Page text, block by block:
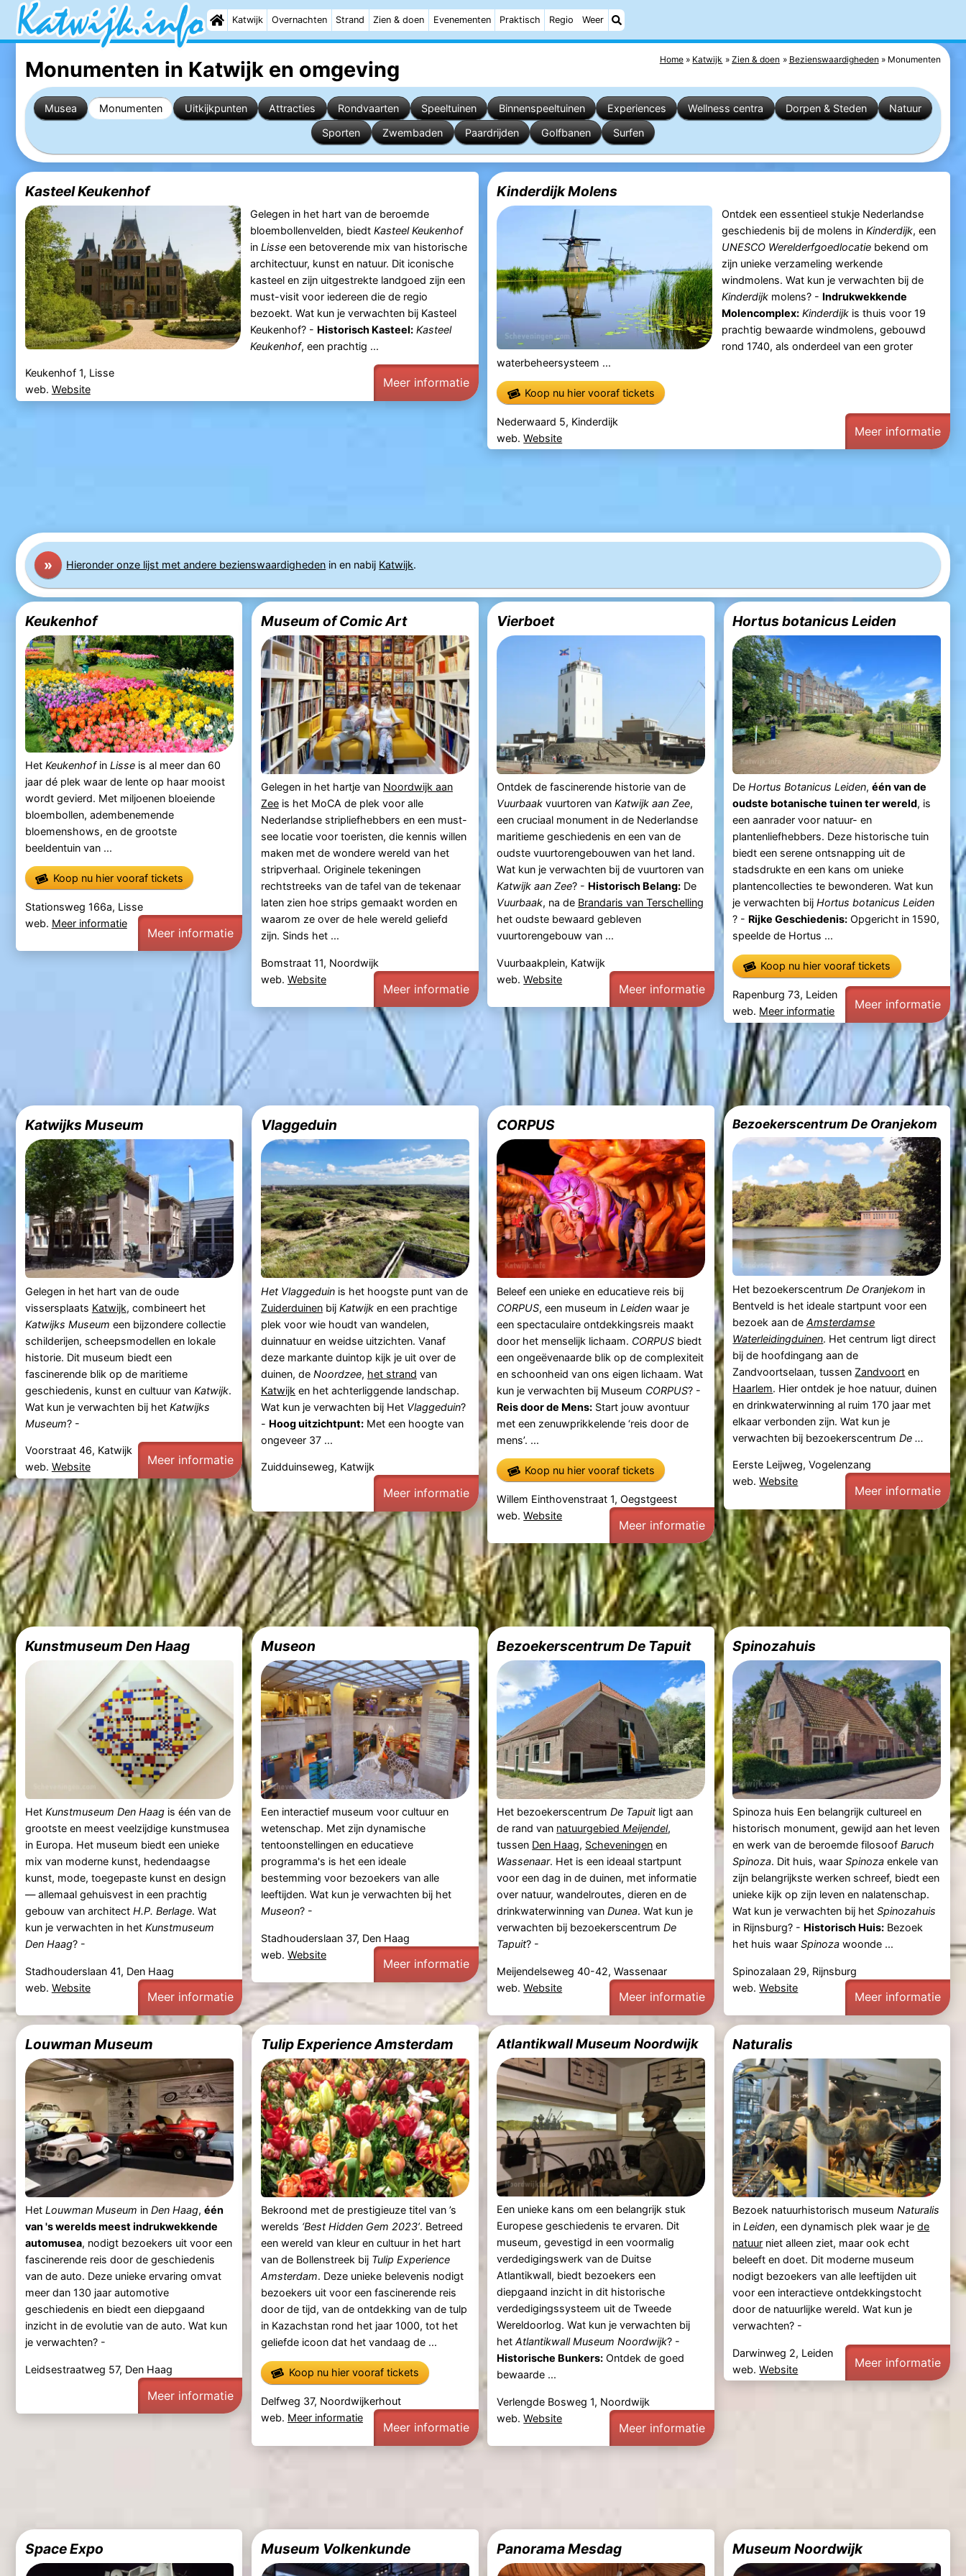
Katwijk Overnachten Strand Zien & doen Evenementen Praktisch Regio Weer
Home Katwijk Zien & doen Bezienswaardigheden Monumenten
Monumenten in Katwijk en omgeving
Musea Monumenten Uitkijkpunten Attracties Rondvaarten Speeltuinen Binnenspeeltuinen Experiences Wellness centra Dorpen & Steden
Natuur
Sporten
Zwembaden Paardrijden Golfbanen Surfen
Kasteel Keukenhof
Gelegen in het hart van de beroemde
bloembollenvelden, biedt Kasteel Keukenhof
in Lisseeen betoverende mix van historische
architectuur, kunst en natuur. Dit iconische
kasteel en zijn uitgestrekte landgoed zijn een
must-visit voor iedereen die de regio
bezoekt. Wat kun je verwachten bij Kasteel
Keukenhof? - Historisch Kasteel: Kasteel
Keukenhof, een prachtig ...
Keukenhof 1, Lisse
web. Website Meer informatie
Kinderdijk Molens
Ontdek een essentieel stukje Nederlandse
geschiedenis bij de molens in Kinderdijk, een
UNESCO Werelderfgoedlocatiebekend om
zijn unieke verzameling werkende
windmolens. Wat kun je verwachten bij de
Kinderdijkmolens? - Indrukwekkende
Molencomplex: Kinderdijkis thuis voor 19
prachtig bewaarde windmolens, gebouwd
rond 1740, als onderdeel van een groter
waterbeheersysteem ...
Koop nu hier vooraf tickets
Nederwaard 5, Kinderdijk
web.Website Meer informatie
» Hieronder onze lijst met andere bezienswaardigheden in en nabij Katwijk.
Keukenhof
Het Keukenhofin Lisseis al meer dan 60
jaar dé plek waar de lente op haar mooist
wordt gevierd. Met miljoenen bloeiende
bloembollen, adembenemende
bloemenshows, en de grootste
beeldentuin van ...
Koop nu hier vooraf tickets
Stationsweg 166a, Lisse
web. Meer informatie
Meer informatie
Museum of Comic Art
Gelegen in het hartje van Noordwijk aan
Zeeis het MoCA de plek voor alle
Nederlandse stripliefhebbers en een must-
see locatie voor toeristen, die kennis willen
maken met de wondere wereld van het
stripverhaal. Originele tekeningen
rechtstreeks van de tafel van de tekenaar
laten zien hoe strips gemaakt worden en
waarom ze over de hele wereld geliefd
zijn. Sinds het ...
Bomstraat 11, Noordwijk
web. Website
Meer informatie
Vierboet
Ontdek de fascinerende historie van de
Vuurbaak vuurtoren vanKatwijk aan Zee,
een cruciaal monument in de Nederlandse
maritieme geschiedenis en een van de
oudste vuurtorengebouwen van het land.
Wat kun je verwachten bij de vuurtoren van
Katwijk aan Zee? - Historisch Belang: De
Vuurbaak, na de Brandaris van Terschelling
het oudste bewaard gebleven
vuurtorengebouw van ...
Vuurbaakplein, Katwijk
web.Website
Meer informatie
Hortus botanicus Leiden
DeHortus Botanicus Leiden,één van de
oudste botanische tuinen ter wereld, is
een aanrader voor natuur- en
plantenliefhebbers. Deze historische tuin
biedt een serene ontsnapping uit de
stadsdrukte en een kans om unieke
plantencollecties te bewonderen. Wat kun
je verwachten bijHortus botanicus Leiden
? - Rijke Geschiedenis: Opgericht in 1590,
speelde de Hortus ...
Koop nu hier vooraf tickets
Rapenburg 73, Leiden
web. Meer informatie Meer informatie
Katwijks Museum
Gelegen in het hart van de oude
vissersplaats Katwijk, combineert het
Katwijks Museum een bijzondere collectie
schilderijen, scheepsmodellen en lokale
historie. Dit museum biedt een
fascinerende blik op de maritieme
geschiedenis, kunst en cultuur van Katwijk.
Wat kun je verwachten bij het Katwijks
Museum? -
Voorstraat 46, Katwijk
web. Website Meer informatie
Vlaggeduin
Het Vlaggeduinis het hoogste punt van de
Zuiderduinenbij Katwijken een prachtige
plek voor wie houdt van wandelen,
duinnatuur en weidse uitzichten. Vanaf
deze markante duintop kijk je uit over de
duinen, de Noordzee, het strand van
Katwijk en het achterliggende landschap.
Wat kun je verwachten bij Het Vlaggeduin?
- Hoog uitzichtpunt:Met een hoogte van
ongeveer 37 ...
Zuidduinseweg, Katwijk
Meer informatie
CORPUS
Beleef een unieke en educatieve reis bij
CORPUS, een museum inLeiden waar je
een spectaculaire ontdekkingsreis maakt
door het menselijk lichaam. CORPUS biedt
een ongeëvenaarde blik op de complexiteit
en schoonheid van ons eigen lichaam. Wat
kun je verwachten bij Museum CORPUS? -
Reis door de Mens: Start jouw avontuur
met een zenuwprikkelende ‘reis door de
mens’. ...
Koop nu hier vooraf tickets
Willem Einthovenstraat 1, Oegstgeest
web.Website
Meer informatie
Bezoekerscentrum De Oranjekom
Het bezoekerscentrumDe Oranjekom in
Bentveld is het ideale startpunt voor een
bezoek aan deAmsterdamse
Waterleidingduinen. Het centrum ligt direct
bij de hoofdingang aan de
Zandvoortselaan, tussenZandvoort en
Haarlem. Hier ontdek je hoe natuur, duinen
en drinkwaterwinning al ruim 170 jaar met
elkaar verbonden zijn. Wat kun je
verwachten bij bezoekerscentrumDe ...
Eerste Leijweg, Vogelenzang
web.Website
Meer informatie
Kunstmuseum Den Haag
Het Kunstmuseum Den Haagis één van de
grootste en meest veelzijdige kunstmusea
in Europa. Het museum biedt een unieke
mix van moderne kunst, hedendaagse
kunst, mode, toegepaste kunst en design
— allemaal gehuisvest in een prachtig
gebouw van architect H.P. Berlage. Wat
kun je verwachten in het Kunstmuseum
Den Haag? -
Stadhouderslaan 41, Den Haag
web. Website
Meer informatie
Museon
Een interactief museum voor cultuur en
wetenschap. Met zijn dynamische
tentoonstellingen en educatieve
programma's is het een ideale
bestemming voor bezoekers van alle
leeftijden. Wat kun je verwachten bij het
Museon? -
Stadhouderslaan 37, Den Haag
web. Website
Meer informatie
Bezoekerscentrum De Tapuit
Het bezoekerscentrumDe Tapuit ligt aan
de rand van natuurgebiedMeijendel,
tussen Den Haag, Scheveningen en
Wassenaar. Het is een ideaal startpunt
voor een dag in de duinen, met informatie
over natuur, wandelroutes, dieren en de
drinkwaterwinning vanDunea. Wat kun je
verwachten bij bezoekerscentrumDe
Tapuit? -
Meijendelseweg 40-42, Wassenaar
web.Website
Meer informatie
Spinozahuis
Spinoza huis Een belangrijk cultureel en
historisch monument, gewijd aan het leven
en werk van de beroemde filosoofBaruch
Spinoza. Dit huis, waarSpinoza enkele van
zijn belangrijkste werken schreef, biedt een
unieke kijk op zijn leven en nalatenschap.
Wat kun je verwachten bij hetSpinozahuis
in Rijnsburg? - Historisch Huis: Bezoek
het huis waarSpinoza woonde ...
Spinozalaan 29, Rijnsburg
web.Website
Meer informatie
Louwman Museum
Het Louwman Museum in Den Haag, één
van 's werelds meest indrukwekkende
automusea, nodigt bezoekers uit voor een
fascinerende reis door de geschiedenis
van de auto. Deze unieke ervaring omvat
meer dan 130 jaar automotive
geschiedenis en biedt een diepgaand
inzicht in de evolutie van de auto. Wat kun
je verwachten? -
Leidsestraatweg 57, Den Haag
Meer informatie
Tulip Experience Amsterdam
Bekroond met de prestigieuze titel van ’s
werelds ‘Best Hidden Gem 2023’. Betreed
een wereld van kleur en cultuur in het hart
van de Bollenstreek bij Tulip Experience
Amsterdam. Deze unieke belevenis nodigt
bezoekers uit voor een fascinerende reis
door de tijd, van de ontdekking van de tulp
in Kazachstan rond het jaar 1000, tot het
geliefde icoon dat het vandaag de ...
Koop nu hier vooraf tickets
Delfweg 37, Noordwijkerhout
web. Meer informatie
Meer informatie
Atlantikwall Museum Noordwijk
Een unieke kans om een belangrijk stuk
Europese geschiedenis te ervaren. Dit
museum, gevestigd in een voormalig
verdedigingswerk van de Duitse
Atlantikwall, biedt bezoekers een
diepgaand inzicht in dit historische
verdedigingssysteem uit de Tweede
Wereldoorlog. Wat kun je verwachten bij
hetAtlantikwall Museum Noordwijk? -
Historische Bunkers: Ontdek de goed
bewaarde ...
Verlengde Bosweg 1, Noordwijk
web.Website
Meer informatie
Naturalis
Bezoek natuurhistorisch museumNaturalis
inLeiden, een dynamisch plek waar jede
natuur niet alleen ziet, maar ook echt
beleeft en doet. Dit moderne museum
nodigt bezoekers van alle leeftijden uit
voor een interactieve ontdekkingstocht
door de natuurlijke wereld. Wat kun je
verwachten? -
Darwinweg 2, Leiden
web.Website Meer informatie
Space Expo Museum Volkenkunde Panorama Mesdag Museum Noordwijk